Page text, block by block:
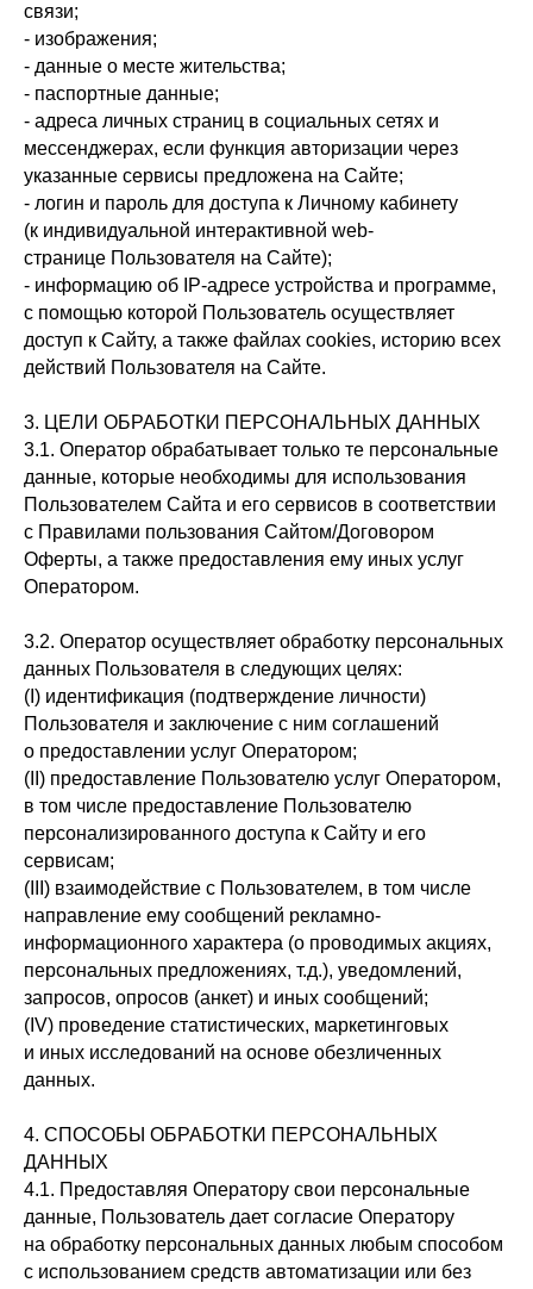
связи;
- изображения;
- данные о месте жительства;
- паспортные данные;
- адреса личных страниц в социальных сетях и
мессенджерах, если функция авторизации через
указанные сервисы предложена на Сайте;
- логин и пароль для доступа к Личному кабинету
(к индивидуальной интерактивной web-
странице Пользователя на Сайте);
- информацию об IP-адресе устройства и программе,
с помощью которой Пользователь осуществляет
доступ к Сайту, а также файлах cookies, историю всех
действий Пользователя на Сайте.
3. ЦЕЛИ ОБРАБОТКИ ПЕРСОНАЛЬНЫХ ДАННЫХ
3.1. Оператор обрабатывает только те персональные
данные, которые необходимы для использования
Пользователем Сайта и его сервисов в соответствии
с Правилами пользования Сайтом/Договором
Оферты, а также предоставления ему иных услуг
Оператором.
3.2. Оператор осуществляет обработку персональных
данных Пользователя в следующих целях:
(I) идентификация (подтверждение личности)
Пользователя и заключение с ним соглашений
о предоставлении услуг Оператором;
(II) предоставление Пользователю услуг Оператором,
в том числе предоставление Пользователю
персонализированного доступа к Сайту и его
сервисам;
(III) взаимодействие с Пользователем, в том числе
направление ему сообщений рекламно-
информационного характера (о проводимых акциях,
персональных предложениях, т.д.), уведомлений,
запросов, опросов (анкет) и иных сообщений;
(IV) проведение статистических, маркетинговых
и иных исследований на основе обезличенных
данных.
4. СПОСОБЫ ОБРАБОТКИ ПЕРСОНАЛЬНЫХ
ДАННЫХ
4.1. Предоставляя Оператору свои персональные
данные, Пользователь дает согласие Оператору
на обработку персональных данных любым способом
с использованием средств автоматизации или без